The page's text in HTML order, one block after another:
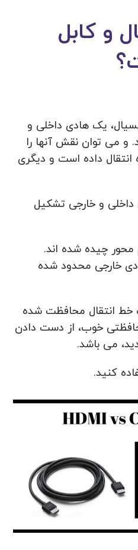
و کابل
یک هادی داخلی و
و می توان نقش آنها را
انتقال داده است و دیگری
و خارجی تشکیل
چیده شده اند.
خارجی محدود شده
خط انتقال محافظت شده
خوب، از دست دادن
می باشد.
کنید.